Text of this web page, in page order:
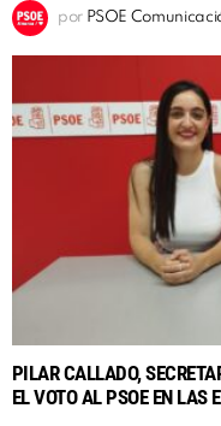
por PSOE
PILAR CALLADO,
EL VOTO AL PSOE EN LAS